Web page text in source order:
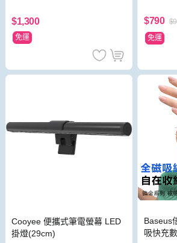
$1,300
免運
$790
免運
Cooyee 便攜式筆電螢幕 LED
掛燈(29cm)
Baseus
吸快充